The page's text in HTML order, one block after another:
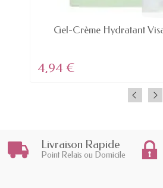
EN STOCK
Gel-Crème Hydratant
4,94 €
Livraison Rapide
Point Relais ou Domicile